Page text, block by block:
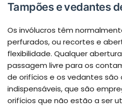
Tampões e vedantes
Os invólucros têm
perfurados, ou recortes e
flexibilidade. Qualquer
passagem livre para os
de orifícios e os vedantes são
indispensáveis, que são
orifícios que não estão a ser